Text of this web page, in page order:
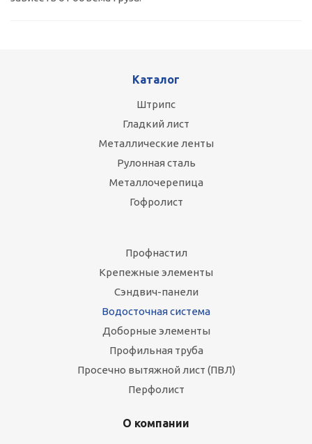
Каталог
Штрипс
Гладкий лист
Металлические ленты
Рулонная сталь
Металлочерепица
Гофролист
Профнастил
Крепежные элементы
Сэндвич-панели
Водосточная система
Доборные элементы
Профильная труба
Просечно вытяжной лист (ПВЛ)
Перфолист
О компании